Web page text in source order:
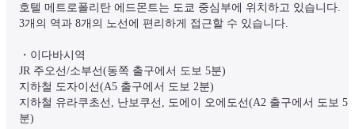
호텔 메트로폴리탄 에드몬트는 도쿄 중심부에 위치하고 있습니다.
3개의 역과 8개의 노선에 편리하게 접근할 수 있습니다.
・이다바시역
JR 주오선/소부선(동쪽 출구에서 도보 5분)
지하철 도자이선(A5 출구에서 도보 2분)
지하철 유라쿠초선, 난보쿠선, 도에이 오에도선(A2 출구에서 도보 5
분)